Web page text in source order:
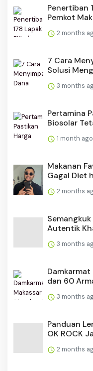
Penertiban
Pemkot
2 months
​​7 Cara
Solusi
3 months
Pertamina
Biosolar
1 month ago
Makanan
Gagal Diet
2 months
Autentik
3 months
Damkarmat
dan 60
3 months
Panduan
OK ROCK
2 months